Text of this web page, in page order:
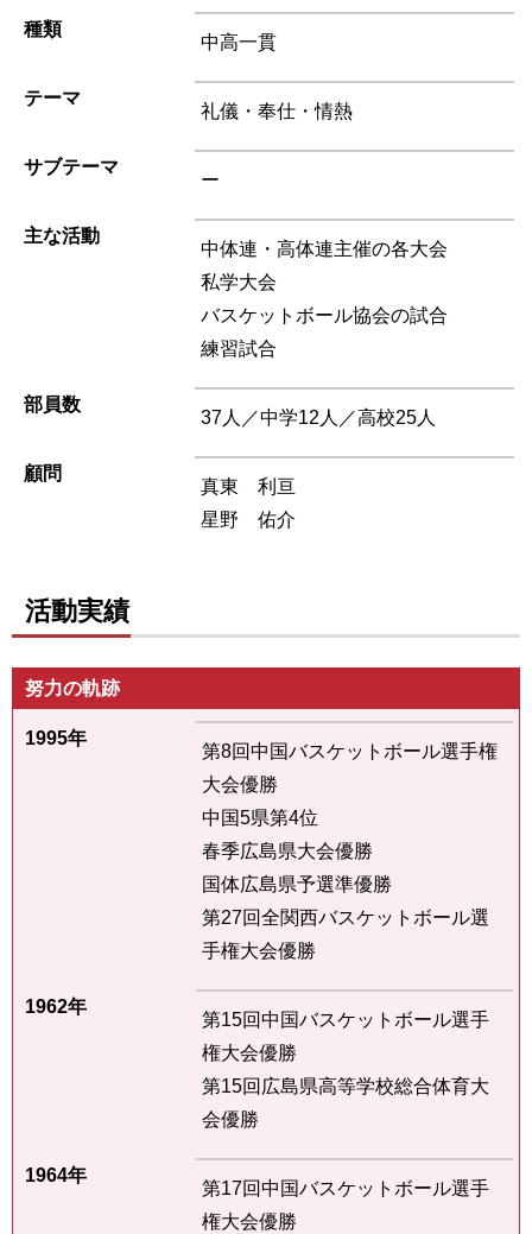
種類
中高一貫
テーマ
礼儀・奉仕・情熱
サブテーマ
ー
主な活動
中体連・高体連主催の各大会
私学大会
バスケットボール協会の試合
練習試合
部員数
37人／中学12人／高校25人
顧問
真東 利亘
星野 佑介
活動実績
努力の軌跡
1995年
第8回中国バスケットボール選手権
大会優勝
中国5県第4位
春季広島県大会優勝
国体広島県予選準優勝
第27回全関西バスケットボール選
手権大会優勝
1962年
第15回中国バスケットボール選手
権大会優勝
第15回広島県高等学校総合体育大
会優勝
1964年
第17回中国バスケットボール選手
権大会優勝